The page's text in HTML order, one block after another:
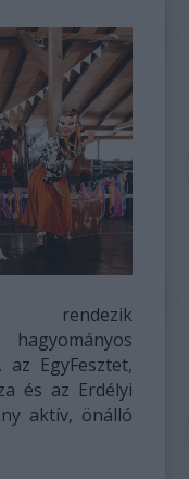
rendezik
az EgyFesztet,
és az Erdélyi
aktív, önálló